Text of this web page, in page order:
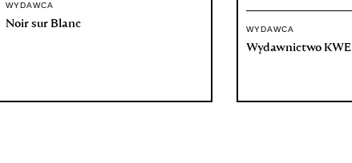
WYDAWCA
Noir sur Blanc WYDAWCA
Wydawnictwo KWE